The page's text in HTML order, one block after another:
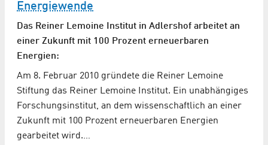
Energiewende
Das Reiner Lemoine Institut in Adlershof arbeitet an
einer Zukunft mit 100 Prozent erneuerbaren
Energien:
Am 8. Februar 2010 gründete die Reiner Lemoine
Stiftung das Reiner Lemoine Institut. Ein unabhängiges
Forschungsinstitut, an dem wissenschaftlich an einer
Zukunft mit 100 Prozent erneuerbaren Energien
gearbeitet wird.…